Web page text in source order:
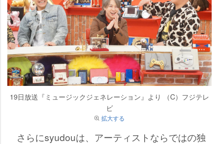
19日放送『ミュージックジェネレーション』より （C）フジテレ
ビ
拡大する
さらにsyudouは、アーティストならではの独